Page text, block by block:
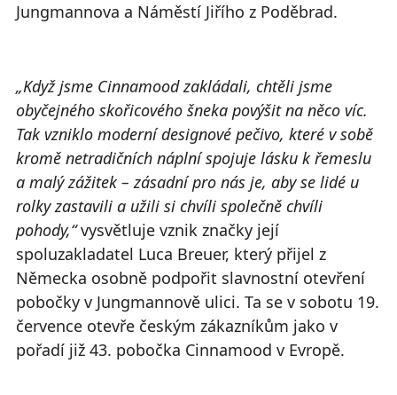
Jungmannova a Náměstí Jiřího z Poděbrad.
„Když jsme Cinnamood zakládali, chtěli jsme
obyčejného skořicového šneka povýšit na něco víc.
Tak vzniklo moderní designové pečivo, které v sobě
kromě netradičních náplní spojuje lásku k řemeslu
a malý zážitek – zásadní pro nás je, aby se lidé u
rolky zastavili a užili si chvíli společně chvíli
pohody,“vysvětluje vznik značky její
spoluzakladatel Luca Breuer, který přijel z
Německa osobně podpořit slavnostní otevření
pobočky v Jungmannově ulici. Ta se v sobotu 19.
července otevře českým zákazníkům jako v
pořadí již 43. pobočka Cinnamood v Evropě.